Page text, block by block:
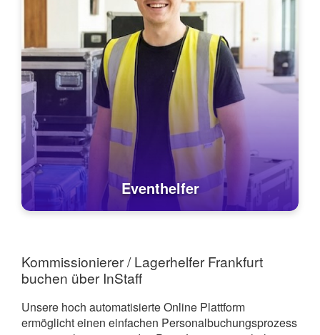
Eventhelfer
Kommissionierer / Lagerhelfer Frankfurt
buchen über InStaff
Unsere hoch automatisierte Online Plattform
ermöglicht einen einfachen Personalbuchungsprozess